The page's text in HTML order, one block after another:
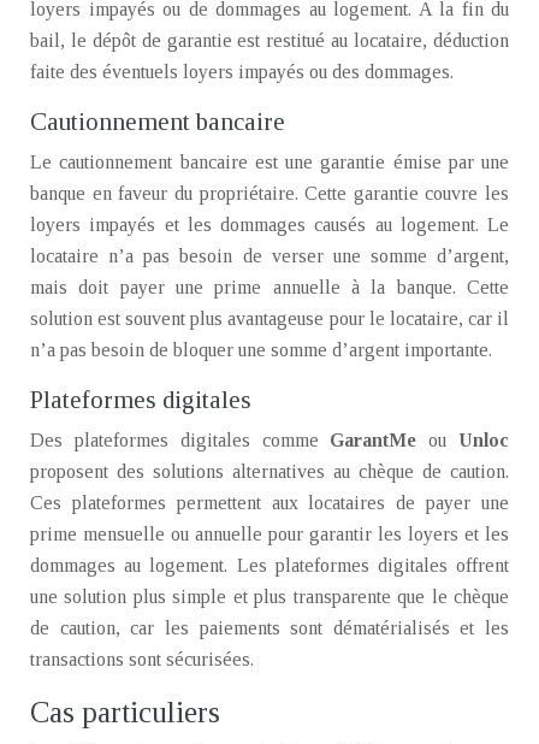
loyers impayés ou de dommages au logement. A la fin du
bail, le dépôt de garantie est restitué au locataire, déduction
faite des éventuels loyers impayés ou des dommages.
Cautionnement bancaire
Le cautionnement bancaire est une garantie émise par une
banque en faveur du propriétaire. Cette garantie couvre les
loyers impayés et les dommages causés au logement. Le
locataire n’a pas besoin de verser une somme d’argent,
mais doit payer une prime annuelle à la banque. Cette
solution est souvent plus avantageuse pour le locataire, car il
n’a pas besoin de bloquer une somme d’argent importante.
Plateformes digitales
Des plateformes digitales comme GarantMeou Unloc
proposent des solutions alternatives au chèque de caution.
Ces plateformes permettent aux locataires de payer une
prime mensuelle ou annuelle pour garantir les loyers et les
dommages au logement. Les plateformes digitales offrent
une solution plus simple et plus transparente que le chèque
de caution, car les paiements sont dématérialisés et les
transactions sont sécurisées.
Cas particuliers